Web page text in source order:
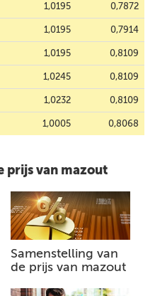
1,0195 0,7872
1,0195 0,7914
1,0195 0,8109
1,0245 0,8109
1,0232 0,8109
1,0005 0,8068
prijs van mazout
Samenstelling van
de prijs van mazout